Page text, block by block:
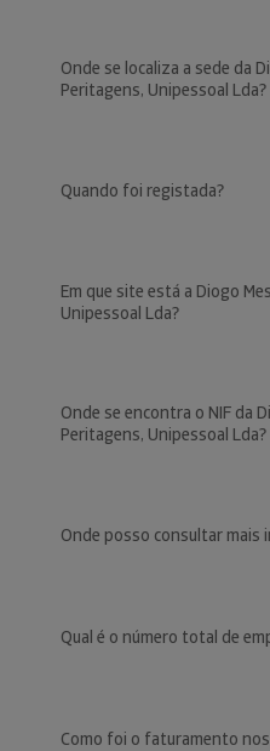
Onde se localiza a sede da
Peritagens, Unipessoal Lda?
Quando foi registada?
Em que site está a Diogo
Unipessoal Lda?
Onde se encontra o NIF da
Peritagens, Unipessoal Lda?
Onde posso consultar mais
Qual é o número total de
Como foi o faturamento